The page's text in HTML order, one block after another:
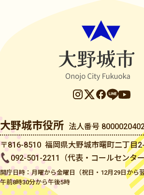
大野城市役所 法人番号
〒816-8510 福岡県大野城市曙町二丁目
092-501-2211（代表・コールセンタ
開庁日時：月曜から金曜日（祝日・12月29日から
午前8時30分から午後5時